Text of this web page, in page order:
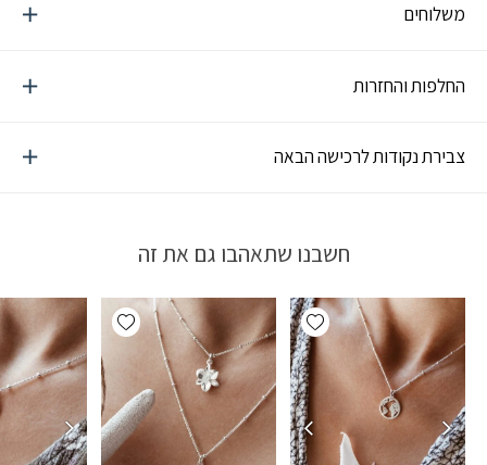
משלוחים
החלפות והחזרות
צבירת נקודות לרכישה הבאה
חשבנו שתאהבו גם את זה
Add wishlist
Add wishlist